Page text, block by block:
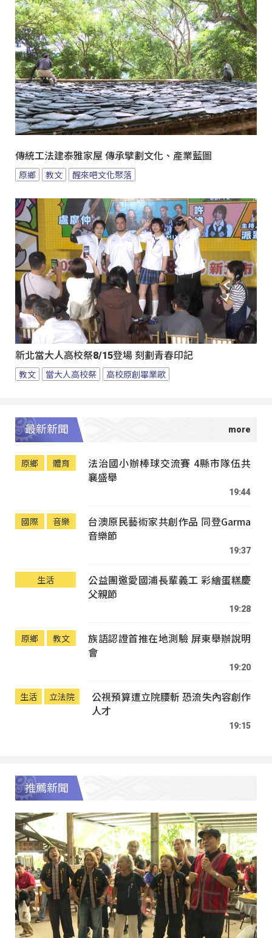
傳統工法建泰雅家屋 傳承擘劃文化、產業藍圖
原鄉 教文 醒來吧文化聚落
新北當大人高校祭8/15登場 刻劃青春印記
教文 當大人高校祭 高校原創畢業歌
最新新聞
原鄉 體育
法治國小辦棒球交流賽 4縣市隊伍共
襄盛舉
19:44
國際 音樂
台澳原民藝術家共創作品 同登Garma
音樂節
19:37
生活
公益團邀愛國浦長輩義工 彩繪蛋糕慶
父親節
19:28
原鄉 教文
族語認證首推在地測驗 屏東舉辦說明
會
19:20
生活 立法院
公視預算遭立院腰斬 恐流失內容創作
人才
19:15
推薦新聞